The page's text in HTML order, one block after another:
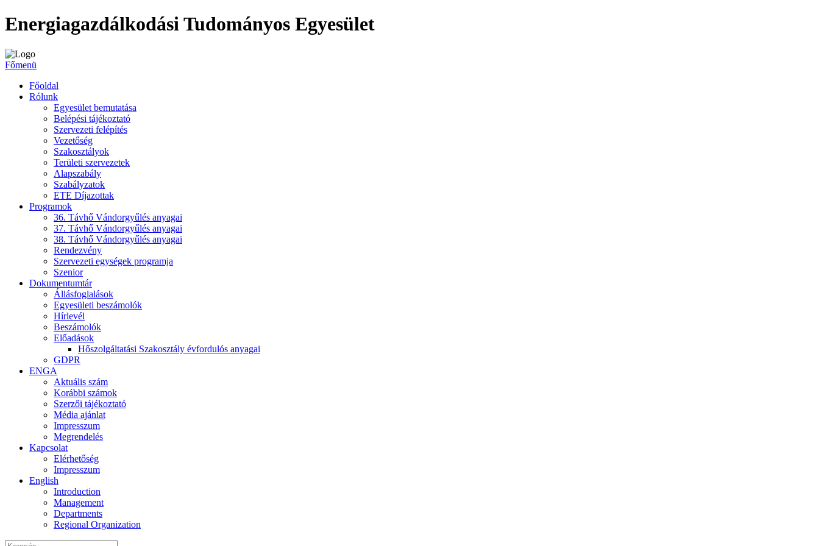
Energiagazdálkodási Tudományos Egyesület
Főmenü
Főoldal
Rólunk
Egyesület bemutatása
Belépési tájékoztató
Szervezeti felépítés
Vezetőség
Szakosztályok
Területi szervezetek
Alapszabály
Szabályzatok
ETE Díjazottak
Programok
36. Távhő Vándorgyűlés anyagai
37. Távhő Vándorgyűlés anyagai
38. Távhő Vándorgyűlés anyagai
Rendezvény
Szervezeti egységek programja
Szenior
Dokumentumtár
Állásfoglalások
Egyesületi beszámolók
Hírlevél
Beszámolók
Előadások
Hőszolgáltatási Szakosztály évfordulós anyagai
GDPR
ENGA
Aktuális szám
Korábbi számok
Szerzői tájékoztató
Média ajánlat
Impresszum
Megrendelés
Kapcsolat
Elérhetőség
Impresszum
English
Introduction
Management
Departments
Regional Organization